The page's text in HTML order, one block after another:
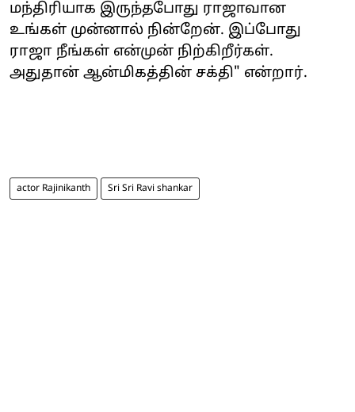
மந்திரியாக இருந்தபோது ராஜாவான
உங்கள் முன்னால் நின்றேன். இப்போது
ராஜா நீங்கள் என்முன் நிற்கிறீர்கள்.
அதுதான் ஆன்மிகத்தின் சக்தி" என்றார்.
actor Rajinikanth Sri Sri Ravi shankar